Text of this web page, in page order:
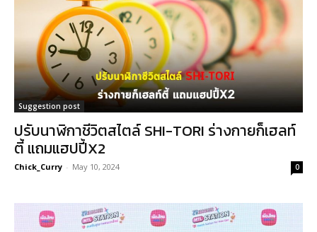
Suggestion post
ปรับนาฬิกาชีวิตสไตล์ SHI-TORI ร่างกายก็เฮลท์
ตี้ แถมแฮปปี้X2
Chick_Curry - May 10, 2024 0